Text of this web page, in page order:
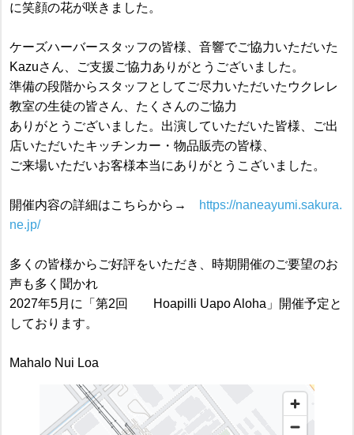
に笑顔の花が咲きました。
ケーズハーバースタッフの皆様、音響でご協力いただいた
Kazuさん、ご支援ご協力ありがとうございました。
準備の段階からスタッフとしてご尽力いただいたウクレレ
教室の生徒の皆さん、たくさんのご協力
ありがとうございました。出演していただいた皆様、ご出
店いただいたキッチンカー・物品販売の皆様、
ご来場いただいお客様本当にありがとうこざいました。
開催内容の詳細はこちらから→
https://naneayumi.sakura.
ne.jp/
多くの皆様からご好評をいただき、時期開催のご要望のお
声も多く聞かれ
2027年5月に「第2回 Hoapilli Uapo Aloha」開催予定と
しております。
Mahalo Nui Loa